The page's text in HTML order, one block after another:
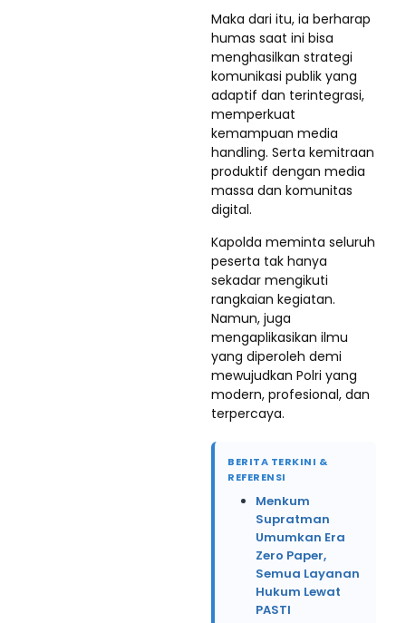
Maka dari itu, ia berharap
humas saat ini bisa
menghasilkan strategi
komunikasi publik yang
adaptif dan terintegrasi,
memperkuat
kemampuan media
handling. Serta kemitraan
produktif dengan media
massa dan komunitas
digital.
Kapolda meminta seluruh
peserta tak hanya
sekadar mengikuti
rangkaian kegiatan.
Namun, juga
mengaplikasikan ilmu
yang diperoleh demi
mewujudkan Polri yang
modern, profesional, dan
terpercaya.
BERITA TERKINI &
REFERENSI
Menkum
Supratman
Umumkan Era
Zero Paper,
Semua Layanan
Hukum Lewat
PASTI